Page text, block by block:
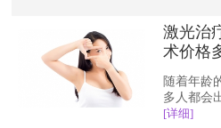
激光治
术价格
随着年龄
多人都会
[详细]